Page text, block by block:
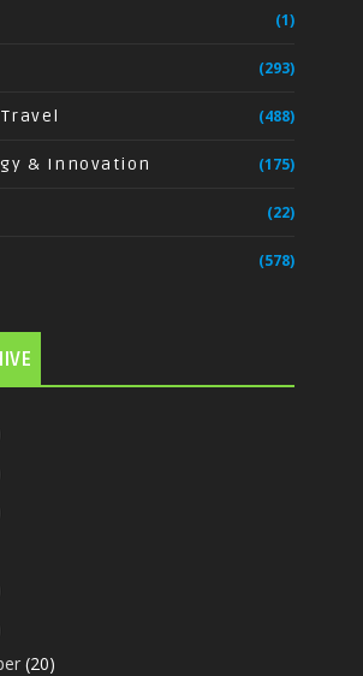
(1)
(293)
(488)
& Innovation (175)
(22)
(578)
(20)